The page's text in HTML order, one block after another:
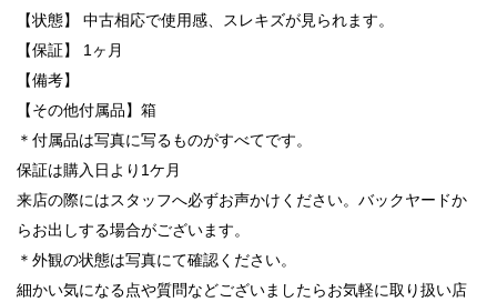
【状態】 中古相応で使用感、スレキズが見られます。
【保証】 1ヶ月
【備考】
【その他付属品】箱
＊付属品は写真に写るものがすべてです。
保証は購入日より1ケ月
来店の際にはスタッフへ必ずお声かけください。バックヤードか
らお出しする場合がございます。
＊外観の状態は写真にて確認ください。
細かい気になる点や質問などございましたらお気軽に取り扱い店